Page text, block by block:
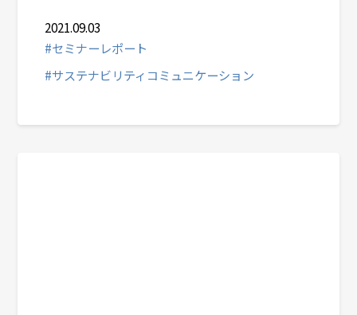
2021.09.03
#セミナーレポート
#サステナビリティコミュニケーション